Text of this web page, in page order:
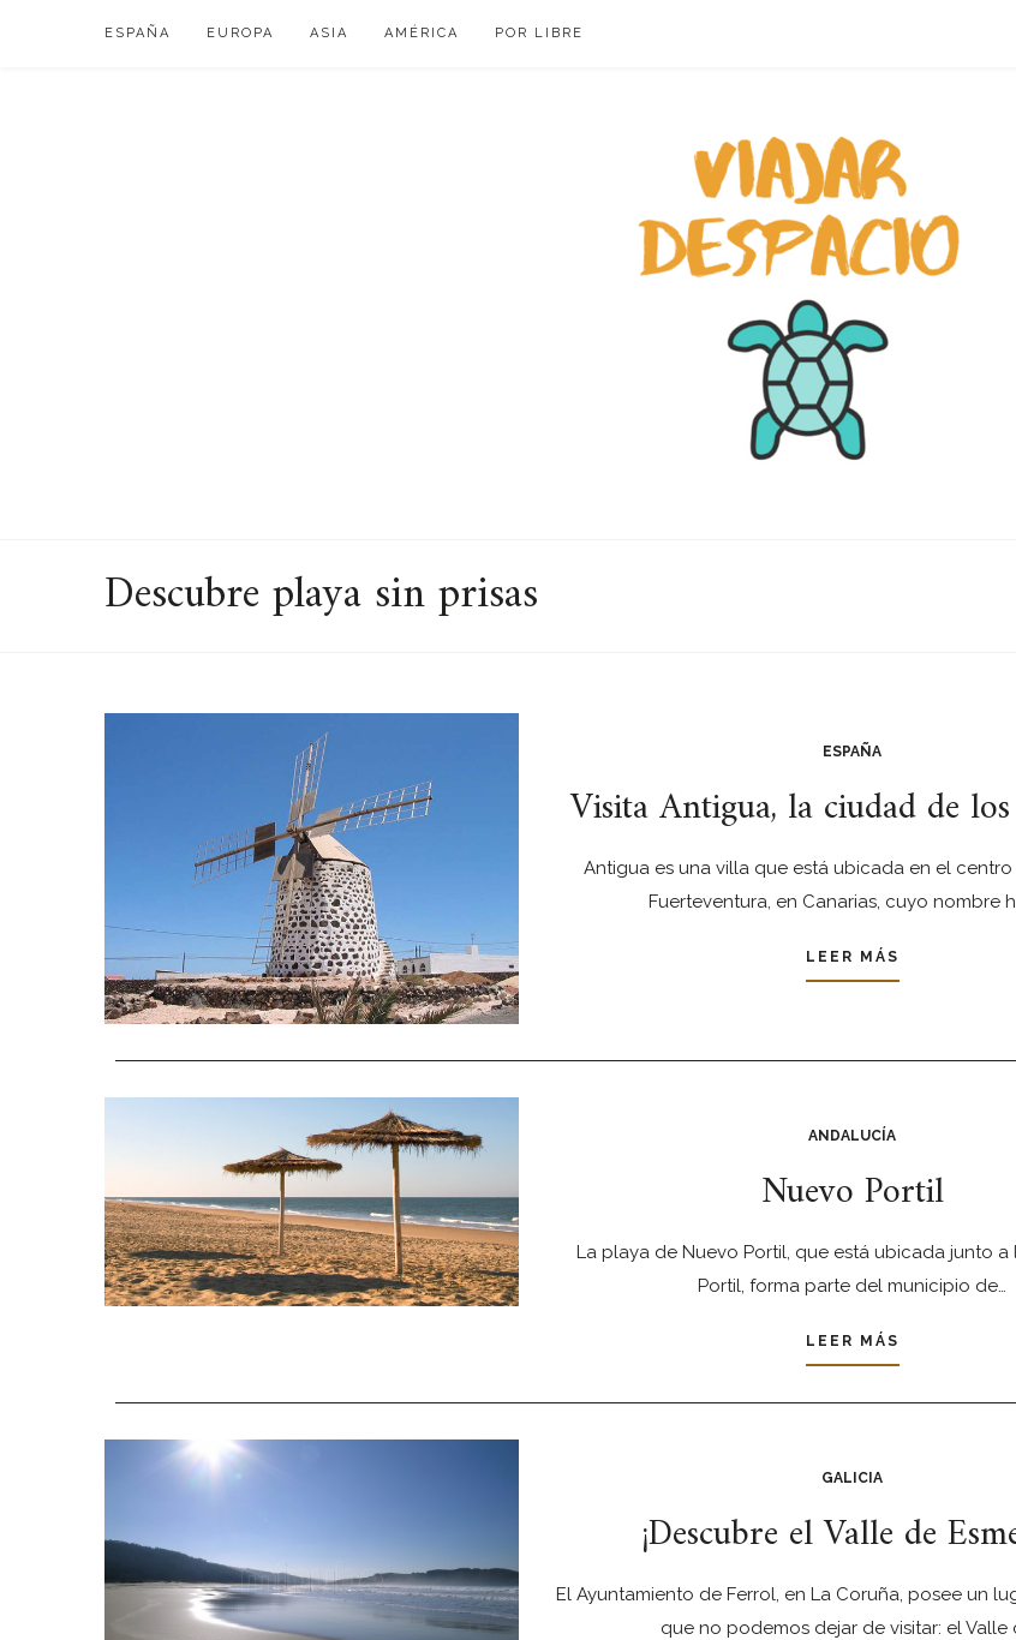
ESPAÑA EUROPA ASIA AMÉRICA POR LIBRE
Descubre playa sin prisas
ESPAÑA
Visita Antigua, la ciudad de
Antigua es una villa que está ubicada en el
Fuerteventura, en Canarias, cuyo nombre
LEER MÁS
ANDALUCÍA
Nuevo Portil
La playa de Nuevo Portil, que está ubicada junto a
Portil, forma parte del municipio de…
LEER MÁS
GALICIA
¡Descubre el Valle de
El Ayuntamiento de Ferrol, en La Coruña, posee un
que no podemos dejar de visitar: el Valle